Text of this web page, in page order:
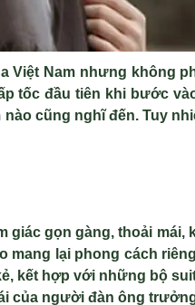
Nam nhưng không
tốc đầu tiên khi bước
cũng nghĩ đến. Tuy
giác gọn gàng, thoải mái,
mang lại phong cách
kết hợp với những bộ
của người đàn ông